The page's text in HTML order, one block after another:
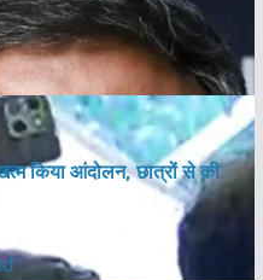
किया आंदोलन, छात्रों से की